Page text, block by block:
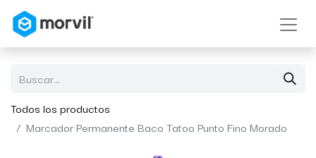
Todos los productos
Marcador Permanente Baco Tatoo Punto Fino Morado